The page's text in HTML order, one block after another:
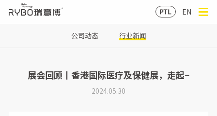
EN
公司动态 行业新闻
展会回顾丨香港国际医疗及保健展，走起~
2024.05.30